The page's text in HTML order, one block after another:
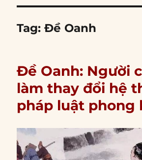
Tag:Đề Oanh
Đề Oanh: Người
làm thay đổi hệ
pháp luật phong